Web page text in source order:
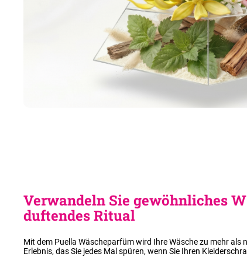
Verwandeln Sie gewöhnliches
duftendes Ritual
Mit dem Puella Wäscheparfüm wird Ihre Wäsche zu mehr als
Erlebnis, das Sie jedes Mal spüren, wenn Sie Ihren